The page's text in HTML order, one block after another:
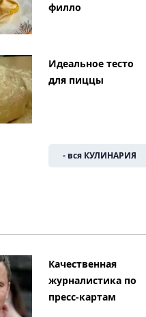
филло
Идеальное тесто
для пиццы
- вся КУЛИНАРИЯ
Качественная
журналистика по
пресс-картам